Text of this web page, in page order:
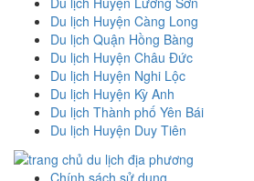
Du lịch Huyện Càng Long
Du lịch Quận Hồng Bàng
Du lịch Huyện Châu Đức
Du lịch Huyện Nghi Lộc
Du lịch Huyện Kỳ Anh
Du lịch Thành phố Yên Bái
Du lịch Huyện Duy Tiên